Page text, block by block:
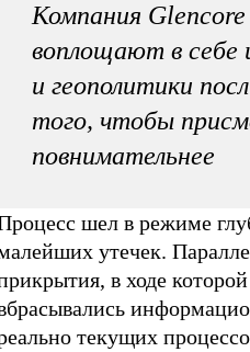
Компания
воплощают в себе
и геополитики
того, чтобы
повнимательнее
шел в режиме
утечек.
в ходе
текущих